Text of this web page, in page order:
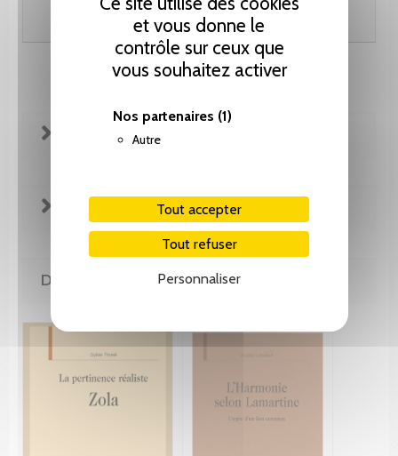
et vous donne le
contrôle sur ceux que
vous souhaitez activer
Nos partenaires (1)
Autre
Tout accepter
Tout refuser
Personnaliser
Ajouter au panier
FICHE TECHNIQUE
DE LA MÊME COLLECTION